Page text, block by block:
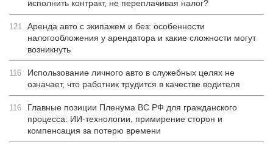
исполнить контракт, не переплачивая налог?
121 Аренда авто с экипажем и без: особенности
налогообложения у арендатора и какие сложности могут
возникнуть
116
Использование личного авто в служебных целях не
означает, что работник трудится в качестве водителя
116
Главные позиции Пленума ВС РФ для гражданского
процесса: ИИ-технологии, примирение сторон и
компенсация за потерю времени